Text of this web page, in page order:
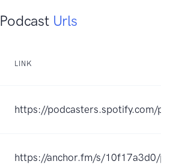
Podcast Urls
LINK
https://podcasters.spotify.com/
https://anchor.fm/s/10f17a3d0/